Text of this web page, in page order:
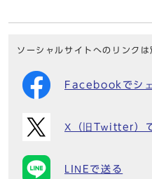
ソーシャルサイトへのリンク
Facebookでシ
X（旧Twitter）
LINEで送る